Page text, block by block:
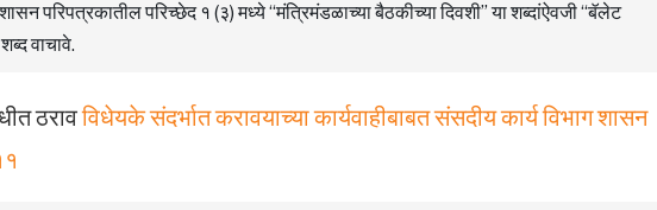
परिपत्रकातील परिच्छेद १ (३) मध्ये “मंत्रिमंडळाच्या बैठकीच्या दिवशी” या शब्दांऐवजी “बॅलेट
वाचावे.
ठरावविधेयके संदर्भात करावयाच्‍या कार्यवाहीबाबत संसदीय कार्य विभाग शासन